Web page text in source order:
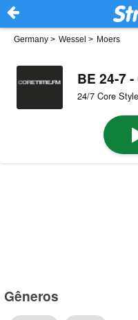
Germany > Wessel > Moers
BE 24-7
24/7 Core
Gêneros